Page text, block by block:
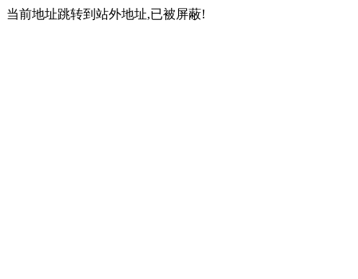
当前地址跳转到站外地址,已被屏蔽!